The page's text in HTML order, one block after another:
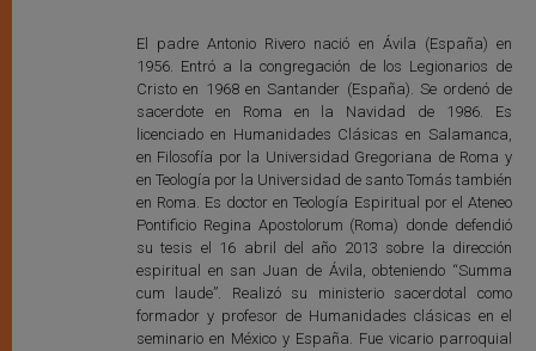
El padre Antonio Rivero nació en Ávila (España) en
1956. Entró a la congregación de los Legionarios de
Cristo en 1968 en Santander (España). Se ordenó de
sacerdote en Roma en la Navidad de 1986. Es
licenciado en Humanidades Clásicas en Salamanca,
en Filosofía por la Universidad Gregoriana de Roma y
en Teología por la Universidad de santo Tomás también
en Roma. Es doctor en Teología Espiritual por el Ateneo
Pontificio Regina Apostolorum (Roma) donde defendió
su tesis el 16 abril del año 2013 sobre la dirección
espiritual en san Juan de Ávila, obteniendo “Summa
cum laude”. Realizó su ministerio sacerdotal como
formador y profesor de Humanidades clásicas en el
seminario en México y España. Fue vicario parroquial